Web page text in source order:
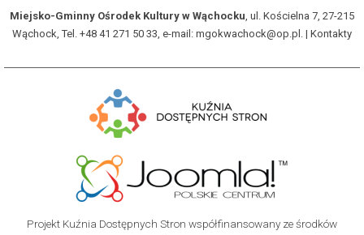
Miejsko-Gminny Ośrodek Kultury w Wąchocku , ul. Kościelna 7, 27-215
Wąchock, Tel. +48 41 271 50 33, e-mail: mgokwachock@op.pl. | Kontakty
Projekt Kuźnia Dostępnych Stron współfinansowany ze środków